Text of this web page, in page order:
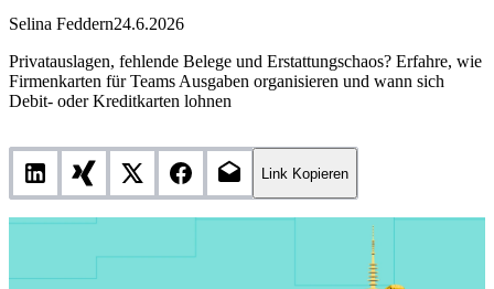
Selina Feddern24.6.2026
Privatauslagen, fehlende Belege und Erstattungschaos? Erfahre, wie
Firmenkarten für Teams Ausgaben organisieren und wann sich
Debit- oder Kreditkarten lohnen
Link Kopieren